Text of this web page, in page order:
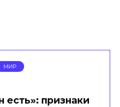
МИР
есть»: признаки